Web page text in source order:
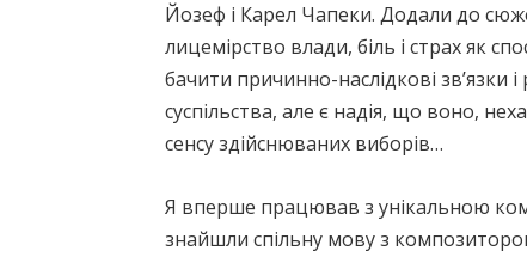
Йозеф і Карел Чапеки. Додали до
лицемірство влади, біль і страх як
бачити причинно-наслідкові звʼязки
суспільства, але є надія, що воно,
сенсу здійснюваних виборів…
Я вперше працював з унікальною
знайшли спільну мову з